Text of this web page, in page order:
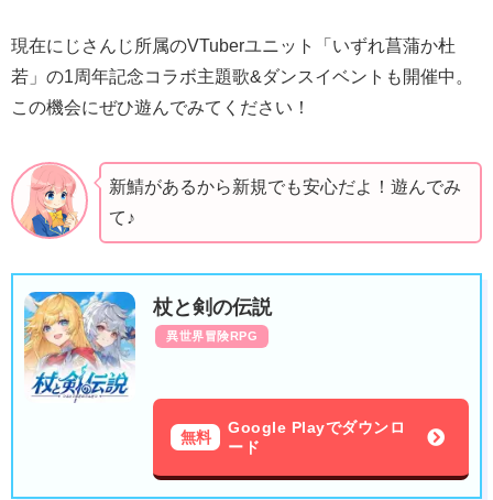
現在にじさんじ所属のVTuberユニット「いずれ菖蒲か杜
若」の1周年記念コラボ主題歌&ダンスイベントも開催中。
この機会にぜひ遊んでみてください！
新鯖があるから新規でも安心だよ！遊んでみ
て♪
杖と剣の伝説
異世界冒険RPG
無料
Google Playでダウンロ
ード